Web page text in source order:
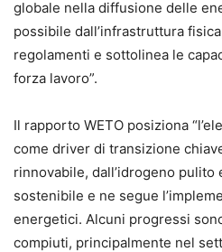
globale nella diffusione delle
possibile dall’infrastruttura
regolamenti e sottolinea le
forza lavoro”.
Il rapporto WETO posiziona
come driver di transizione
rinnovabile, dall’idrogeno pulito
sostenibile e ne segue
energetici. Alcuni progressi
compiuti, principalmente nel